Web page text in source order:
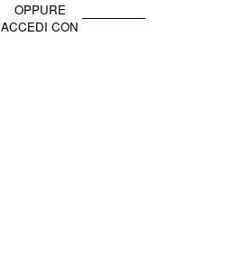
OPPURE
ACCEDI CON